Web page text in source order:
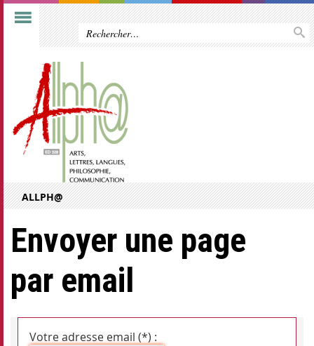
ALLPH@
Envoyer une page
par email
Votre adresse email (*) :